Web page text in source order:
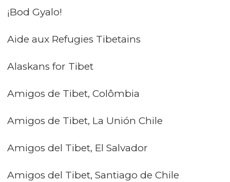
¡Bod Gyalo!
Aide aux Refugies Tibetains
Alaskans for Tibet
Amigos de Tibet, Colômbia
Amigos de Tibet, La Unión Chile
Amigos del Tibet, El Salvador
Amigos del Tibet, Santiago de Chile